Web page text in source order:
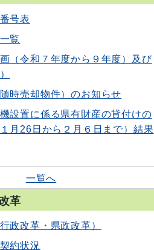
号表
覧
（令和７年度から９年度）及び
時売却物件）のお知らせ
設置に係る県有財産の貸付けの
月26日から２月６日まで）結果
一覧へ
革
政改革・県政改革）
約状況